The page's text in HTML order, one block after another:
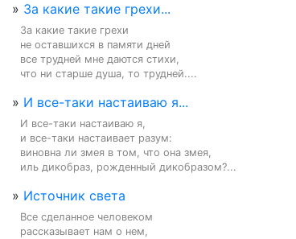
» За какие такие грехи...
За какие такие грехи
не оставшихся в памяти дней
все трудней мне даются стихи,
что ни старше душа, то трудней....
» И все-таки настаиваю я...
И все-таки настаиваю я,
и все-таки настаивает разум:
виновна ли змея в том, что она змея,
иль дикобраз, рожденный дикобразом?...
» Источник света
Все сделанное человеком
рассказывает нам о нем,